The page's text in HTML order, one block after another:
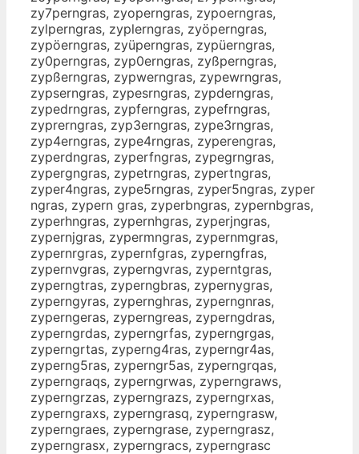
zy7perngras, zyoperngras, zypoerngras,
zylperngras, zyplerngras, zyöperngras,
zypöerngras, zyüperngras, zypüerngras,
zy0perngras, zyp0erngras, zyßperngras,
zypßerngras, zypwerngras, zypewrngras,
zypserngras, zypesrngras, zypderngras,
zypedrngras, zypferngras, zypefrngras,
zyprerngras, zyp3erngras, zype3rngras,
zyp4erngras, zype4rngras, zyperengras,
zyperdngras, zyperfngras, zypegrngras,
zypergngras, zypetrngras, zypertngras,
zyper4ngras, zype5rngras, zyper5ngras, zyper
ngras, zypern gras, zyperbngras, zypernbgras,
zyperhngras, zypernhgras, zyperjngras,
zypernjgras, zypermngras, zypernmgras,
zypernrgras, zypernfgras, zyperngfras,
zypernvgras, zyperngvras, zyperntgras,
zyperngtras, zyperngbras, zypernygras,
zyperngyras, zypernghras, zyperngnras,
zyperngeras, zyperngreas, zyperngdras,
zyperngrdas, zyperngrfas, zyperngrgas,
zyperngrtas, zyperng4ras, zyperngr4as,
zyperng5ras, zyperngr5as, zyperngrqas,
zyperngraqs, zyperngrwas, zyperngraws,
zyperngrzas, zyperngrazs, zyperngrxas,
zyperngraxs, zyperngrasq, zyperngrasw,
zyperngraes, zyperngrase, zyperngrasz,
zyperngrasx, zyperngracs, zyperngrasc